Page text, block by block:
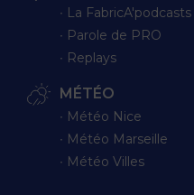
∙ La FabricA'podcasts
∙ Parole de PRO
∙ Replays
MÉTÉO
∙ Météo Nice
∙ Météo Marseille
∙ Météo Villes